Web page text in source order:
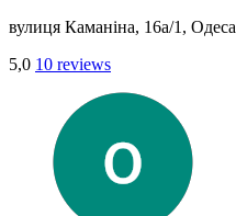
вулиця Каманіна, 16а/1, Одеса
5,0 10 reviews